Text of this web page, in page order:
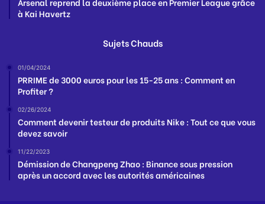
à Kai Havertz
Sujets Chauds
01/04/2024
PRRIME de 3000 euros pour les 15-25 ans : Comment en
Profiter ?
02/26/2024
Comment devenir testeur de produits Nike : Tout ce que vous
devez savoir
11/22/2023
Démission de Changpeng Zhao : Binance sous pression
après un accord avec les autorités américaines